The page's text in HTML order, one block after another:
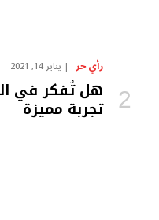
رأي حر يناير 14, 2021
هل تُفكر في
تجربة مميزة